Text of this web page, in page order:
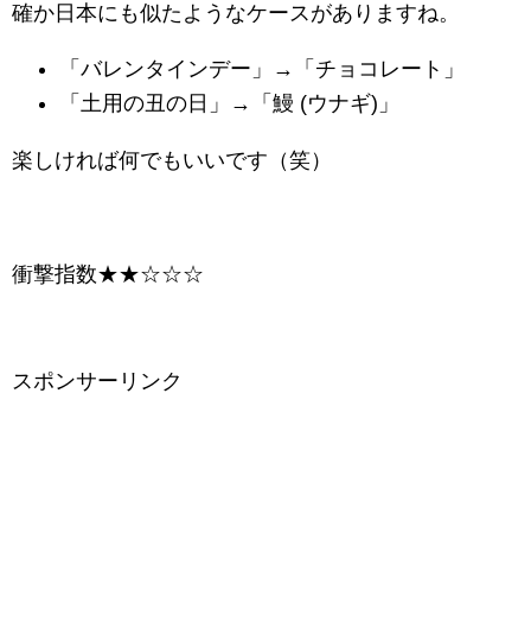
確か日本にも似たようなケースがありますね。
「バレンタインデー」→「チョコレート」
「土用の丑の日」→「鰻 (ウナギ)」
楽しければ何でもいいです（笑）
衝撃指数★★☆☆☆
スポンサーリンク